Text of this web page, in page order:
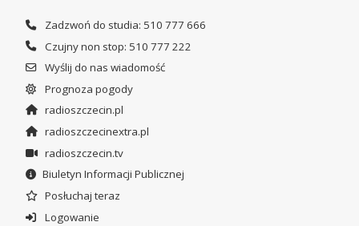
Zadzwoń do studia: 510 777 666
Czujny non stop: 510 777 222
Wyślij do nas wiadomość
Prognoza pogody
radioszczecin.pl
radioszczecinextra.pl
radioszczecin.tv
Biuletyn Informacji Publicznej
Posłuchaj teraz
Logowanie